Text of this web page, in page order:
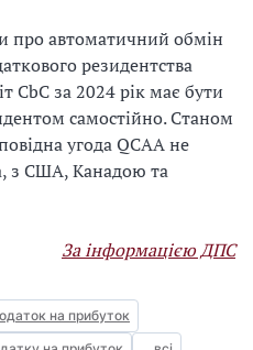
про автоматичний обмін
резидентства
CbC за 2024 рік має бути
самостійно. Станом
угода QCAA не
з США, Канадою та
За інформацією ДПС
на прибуток